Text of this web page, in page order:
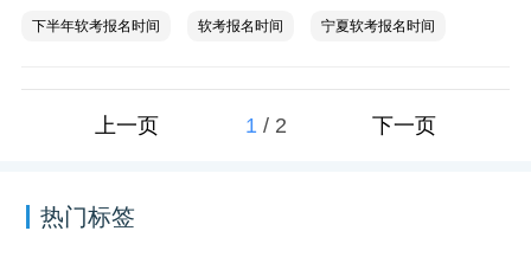
下半年软考报名时间 软考报名时间 宁夏软考报名时间
上一页 1 / 2 下一页
热门标签